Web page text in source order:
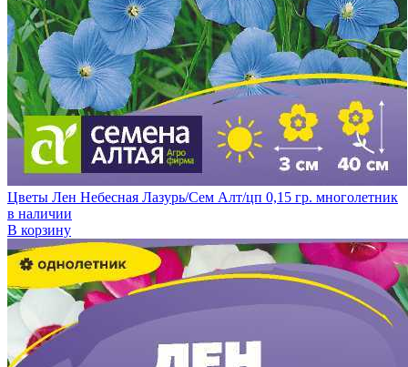
Цветы Лен Небесная Лазурь/Сем Алт/цп 0,15 гр. многолетник
в наличии
В корзину